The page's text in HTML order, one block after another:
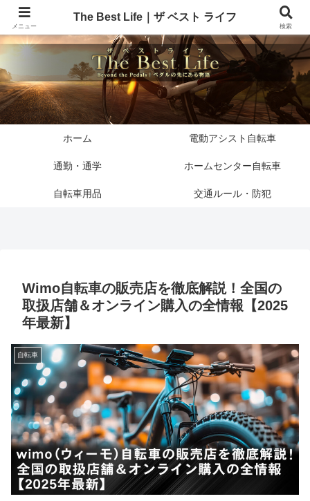
ホーム 電動アシスト自転車
通勤・通学 ホームセンター自転車
自転車用品 交通ルール・防犯
Wimo自転車の販売店を徹底解説！全国の
取扱店舗＆オンライン購入の全情報【2025
年最新】
自転車
メニュー
The Best Life｜ザ ベスト ライフ
検索